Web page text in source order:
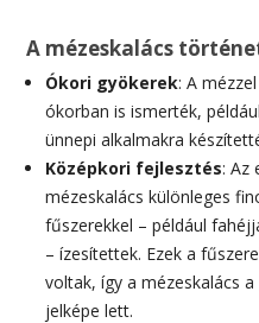
A mézeskalács
Ókori gyökerek: A
ókorban is ismerték,
ünnepi alkalmakra
Középkori fejlesztés: Az
mézeskalács különleges
fűszerekkel – például
– ízesítettek. Ezek a
voltak, így a mézeskalács
jelképe lett.